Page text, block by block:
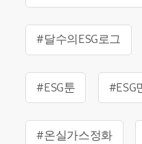
#달수의ESG로그
#ESG툰 #ESG
#온실가스정화